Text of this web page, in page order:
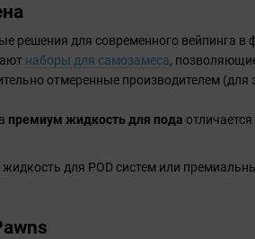
решения для современного вейпинга в
наборы для самозамеса,
отмеренные производителем (для
премиум жидкость для пода
для POD систем или